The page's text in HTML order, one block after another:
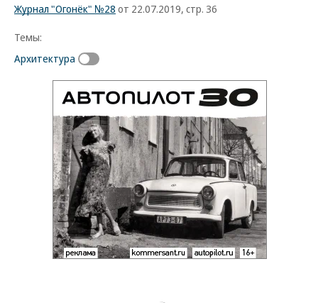
Журнал "Огонёк" №28 от 22.07.2019, стр. 36
Темы:
Архитектура